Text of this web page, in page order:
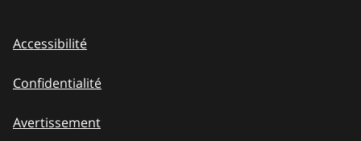
Accessibilité
Confidentialité
Avertissement